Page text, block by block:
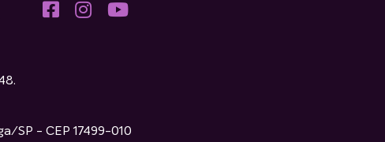
SP - CEP 17499-010